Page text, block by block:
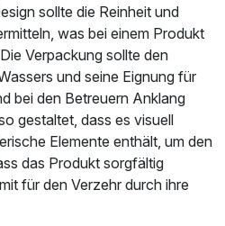
sollte die Reinheit und
was bei einem Produkt
Verpackung sollte den
und seine Eignung für
bei den Betreuern Anklang
gestaltet, dass es visuell
Elemente enthält, um den
das Produkt sorgfältig
für den Verzehr durch ihre